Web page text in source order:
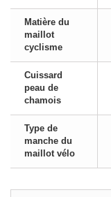
Matière du
maillot
cyclisme
Cuissard
peau de
chamois
Type de
manche du
maillot vélo